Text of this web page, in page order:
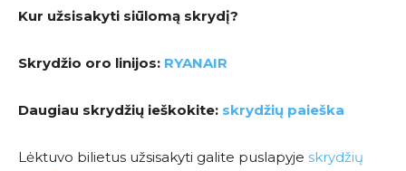
Kur užsisakyti siūlomą skrydį?
Skrydžio oro linijos: RYANAIR
Daugiau skrydžių ieškokite: skrydžių paieška
Lėktuvo bilietus užsisakyti galite puslapyje skrydžių